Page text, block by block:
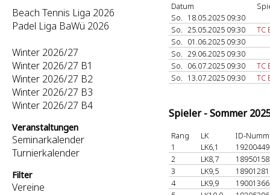
Beach Tennis Liga 2026
Padel Liga BaWü 2026
Winter 2026/27
Winter 2026/27 B1
Winter 2026/27 B2
Winter 2026/27 B3
Winter 2026/27 B4
Veranstaltungen
Seminarkalender
Turnierkalender
Filter
Vereine
Datum
So. 18.05.2025 09:30
So. 25.05.2025 09:30
TC
So. 01.06.2025 09:30
So. 29.06.2025 09:30
So. 06.07.2025 09:30
TC
So. 13.07.2025 09:30 TC
Spieler - Sommer
Rang LK
ID-
1
LK6,1
2
LK8,7
3
LK9,5
4
LK9,9